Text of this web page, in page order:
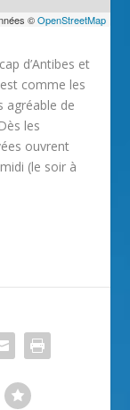
©OpenStreetMap
d’Antibes et
comme les
agréable de
les
ouvrent
(le soir à